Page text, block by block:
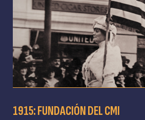
1915: FUNDACIÓN DEL CMI